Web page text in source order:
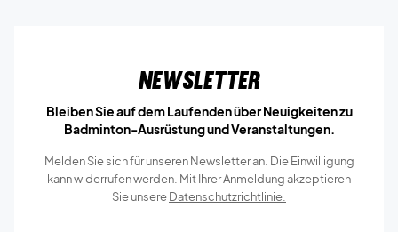
Newsletter
Bleiben Sie auf dem Laufenden über Neuigkeiten zu
Badminton-Ausrüstung und Veranstaltungen.
Melden Sie sich für unseren Newsletter an. Die Einwilligung
kann widerrufen werden. Mit Ihrer Anmeldung akzeptieren
Sie unsereDatenschutzrichtlinie.